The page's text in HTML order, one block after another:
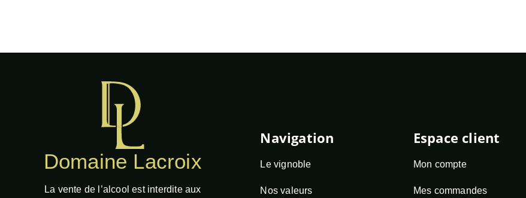
Domaine Lacroix
La vente de l’alcool est interdite aux
Navigation
Le vignoble
Nos valeurs
Espace client
Mon compte
Mes commandes